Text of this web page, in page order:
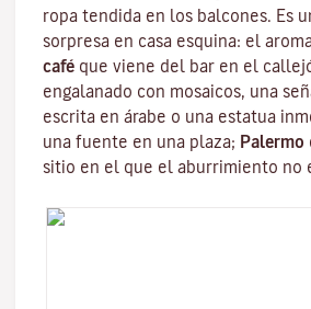
ropa tendida en los balcones. Es
sorpresa en casa esquina: el
café que viene del bar en el
engalanado con mosaicos, una
escrita en árabe o una estatua
una fuente en una plaza; Palermo
sitio en el que el aburrimiento no